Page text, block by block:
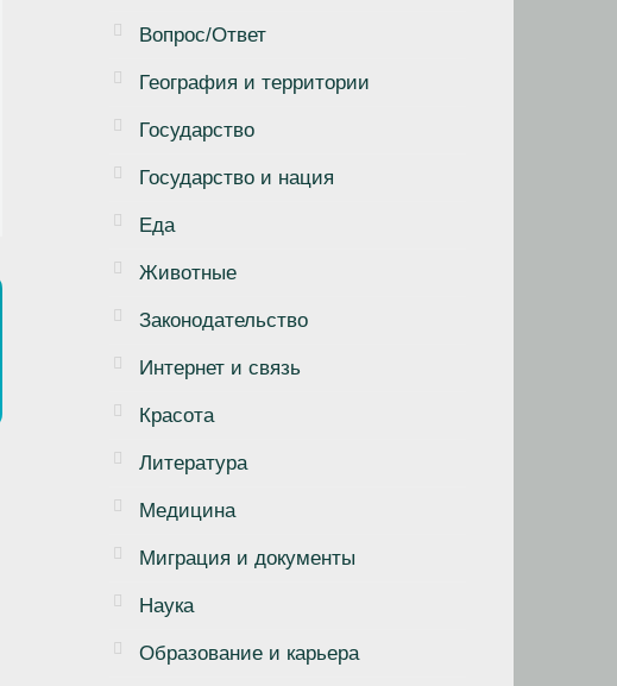
Вопрос/Ответ
География и территории
Государство
Государство и нация
Еда
Животные
Законодательство
Интернет и связь
Красота
Литература
Медицина
Миграция и документы
Наука
Образование и карьера